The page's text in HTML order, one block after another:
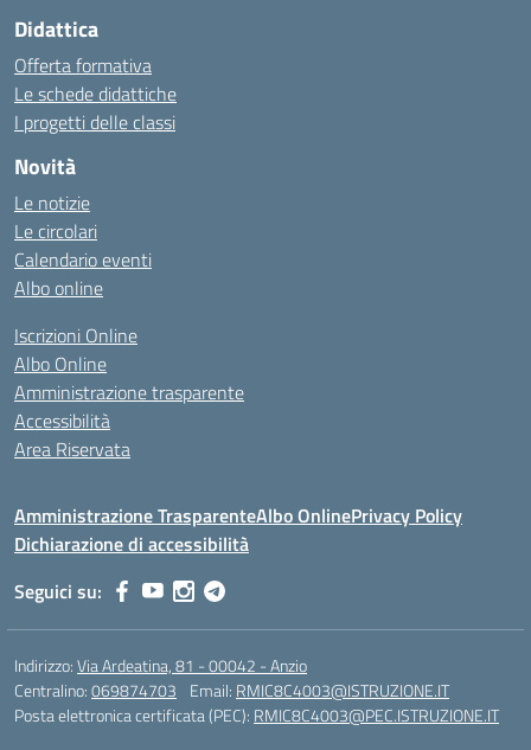
Didattica
Offerta formativa
Le schede didattiche
I progetti delle classi
Novità
Le notizie
Le circolari
Calendario eventi
Albo online
Iscrizioni Online
Albo Online
Amministrazione trasparente
Accessibilità
Area Riservata
Amministrazione TrasparenteAlbo OnlinePrivacy Policy
Dichiarazione di accessibilità
Seguici su:
Indirizzo:Via Ardeatina, 81 - 00042 - Anzio
Centralino:069874703 Email: RMIC8C4003@ISTRUZIONE.IT
Posta elettronica certificata (PEC): RMIC8C4003@PEC.ISTRUZIONE.IT